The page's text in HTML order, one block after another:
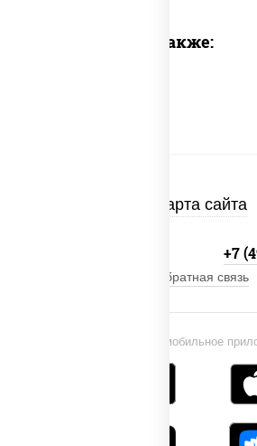
Предлагаем также:
Карта сайта
Установи мобильное
+7
Обратная связь